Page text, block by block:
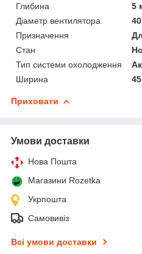
Глибина
5
Діаметр вентилятора
Призначення
Стан
Тип системи охолодження
Ширина
Приховати
Умови доставки
Нова Пошта
Магазини Rozetka
Укрпошта
Самовивіз
Всі умови доставки